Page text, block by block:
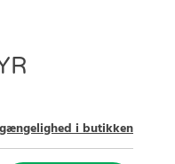
i butikken